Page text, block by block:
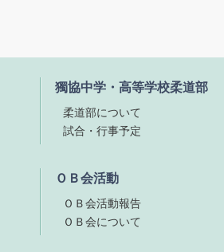
獨協中学・高等学校柔道部
柔道部について
試合・行事予定
ＯＢ会活動
ＯＢ会活動報告
ＯＢ会について